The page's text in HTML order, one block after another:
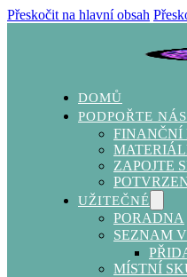
Přeskočit na hlavní obsah
DOMŮ
PODPOŘTE NÁS
FINANČNÍ
ZAPOJTE
UŽITEČNÉ
PORADNA
SEZNAM
MÍSTNÍ